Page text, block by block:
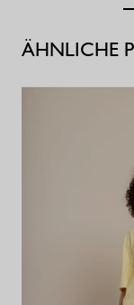
ÄHNLICHE